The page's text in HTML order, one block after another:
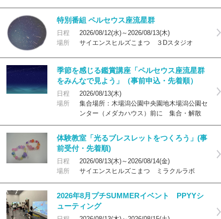
特別番組 ペルセウス座流星群
日程
2026/08/12(水)～2026/08/13(木)
場所
サイエンスヒルズこまつ ３Dスタジオ
季節を感じる鑑賞講座「ペルセウス座流星群
をみんなで見よう」（事前申込・先着順）
日程
2026/08/13(木)
場所
集合場所：木場潟公園中央園地木場潟公園セ
ンター（メダカハウス）前に 集合・解散
体験教室「光るブレスレットをつくろう」(事
前受付・先着順)
日程
2026/08/13(木)～2026/08/14(金)
場所
サイエンスヒルズこまつ ミラクルラボ
2026年8月プチSUMMERイベント PPYYシ
ューティング